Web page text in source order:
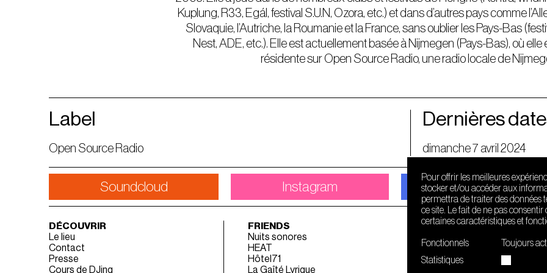
Kuplung, R33, Egál, festival S.U.N, Ozora, etc.) et dans d’autres pays comme
Slovaquie, l’Autriche, la Roumanie et la France, sans oublier les Pays-Bas
Nest, ADE, etc.). Elle est actuellement basée à Nijmegen (Pays-Bas), où
résidente sur Open Source Radio, une radio locale de
Label
Open Source Radio
Dernières
dimanche 7 avril 2024
Soundcloud Instagram Facebook
DÉCOUVRIR
Le lieu
Contact
Presse
Cours de DJing
FRIENDS
Nuits sonores
HEAT
Hôtel71
La Gaîté Lyrique
Pour offrir les meilleures
stocker et/ou accéder aux
permettra de traiter des données
ce site. Le fait de ne pas
certaines caractéristiques et
Fonctionnels
Toujours
Statistiques